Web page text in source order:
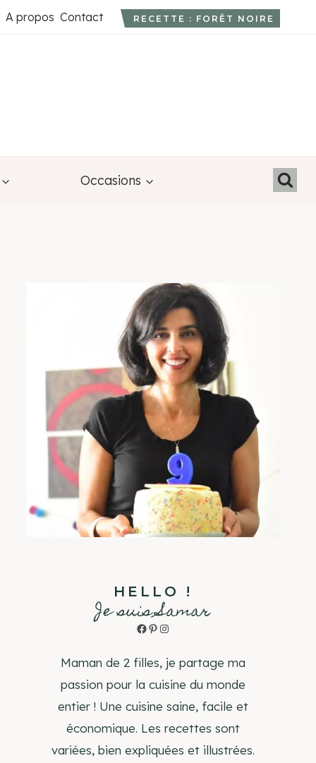
A propos Contact RECETTE : FORÊT NOIRE
Occasions
HELLO !
Je suis Samar
Facebook
Pinterest
Instagram
Maman de 2 filles, je partage ma
passion pour la cuisine du monde
entier ! Une cuisine saine, facile et
économique. Les recettes sont
variées, bien expliquées et illustrées.